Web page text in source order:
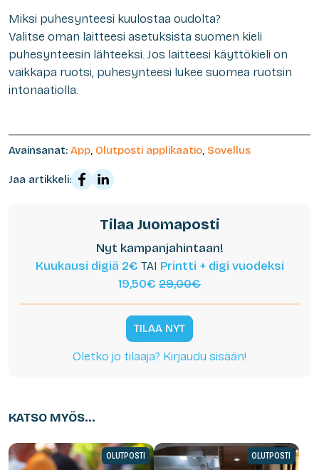
Miksi puhesynteesi kuulostaa oudolta?
Valitse oman laitteesi asetuksista suomen kieli
puhesynteesin lähteeksi. Jos laitteesi käyttökieli on
vaikkapa ruotsi, puhesynteesi lukee suomea ruotsin
intonaatiolla.
Avainsanat: App, Olutposti applikaatio, Sovellus
Jaa artikkeli:
Tilaa Juomaposti
Nyt kampanjahintaan!
Kuukausi digiä 2€ TAI Printti + digi vuodeksi
19,50€ 29,00€
TILAA NYT
Oletko jo tilaaja? Kirjaudu sisään!
KATSO MYÖS...
OLUTPOSTI OLUTPOSTI